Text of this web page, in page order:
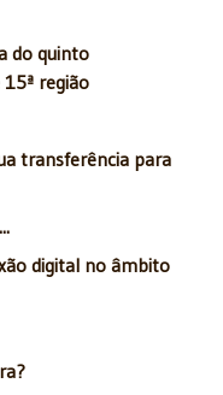
do quinto
região
transferência para
digital no âmbito